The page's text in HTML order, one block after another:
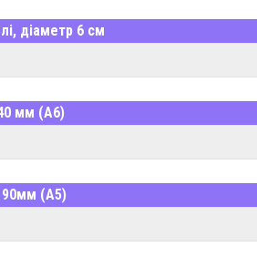
діаметр 6 см
мм (A6)
(A5)